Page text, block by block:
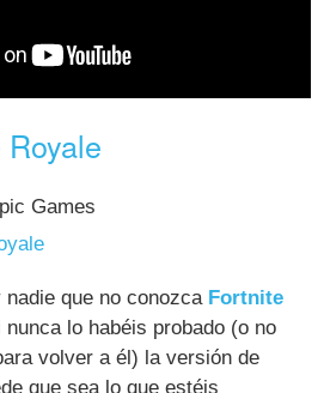
Games
que no conozca Fortnite
nunca lo habéis probado (o no
volver a él) la versión de
que sea lo que estéis